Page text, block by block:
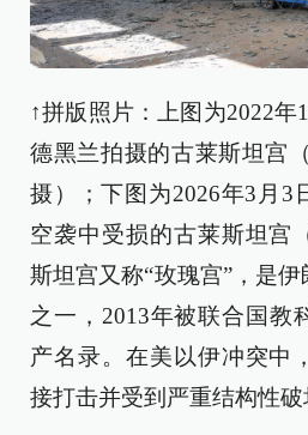
↑拼版照片：上图为2022年
德黑兰拍摄的古莱斯坦宫
摄）；下图为2026年3月3
空袭中受损的古莱斯坦宫
斯坦宫又称“玫瑰宫”，是
之一，2013年被联合国教
产名录。在美以伊冲突中
接打击并受到严重结构性破